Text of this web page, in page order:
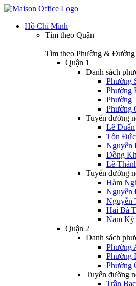
Hồ Chí Minh
Tìm theo Quận
|
Tìm theo Phường & Đường
Quận 1
Danh sách
Phường
Phường
Phường
Phường
Tuyến đường
Lê Duẩn
Tôn
Nguyễn
Đồng
Lê
Tuyến đường
Hàm
Nguyễn
Nguyễn
Hai Bà
Nam Kỳ
Quận 2
Danh sách
Phường
Phường
Phường
Tuyến đường
Trần